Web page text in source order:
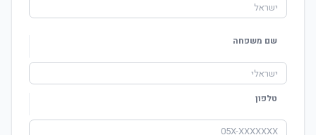
שם משפחה
טלפון